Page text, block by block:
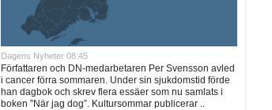
Dagens Nyheter 08:45
Författaren och DN-medarbetaren Per Svensson avled
i cancer förra sommaren. Under sin sjukdomstid förde
han dagbok och skrev flera essäer som nu samlats i
boken ”När jag dog”. Kultursommar publicerar ..